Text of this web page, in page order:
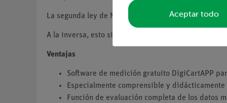
La segunda ley de Newton establece que el cambio
A la inversa, esto significa que un cambio en el
Ventajas
Software de medición gratuito DigiCartAPP
Especialmente comprensible y
Función de evaluación completa de los datos
Aceptar todo